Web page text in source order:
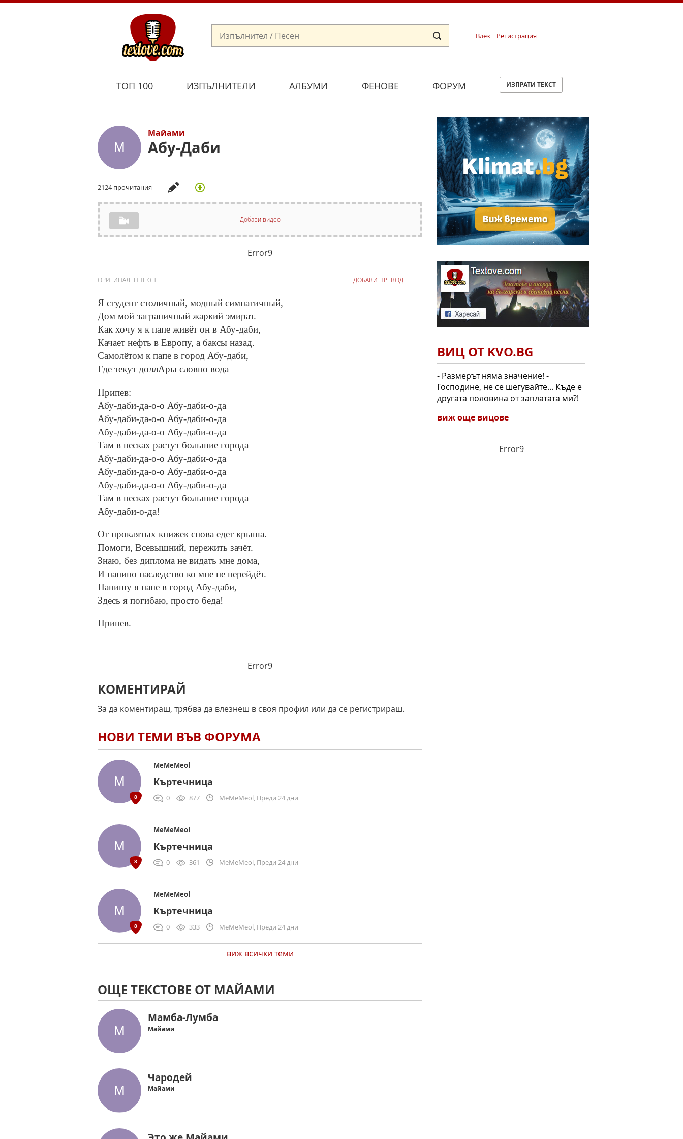
Влез Регистрация
ТОП 100 ИЗПЪЛНИТЕЛИ АЛБУМИ ФЕНОВЕ ФОРУМ ИЗПРАТИ ТЕКСТ
Майами
Абу-Даби
2124 прочитания
Добави видео
Error9
ОРИГИНАЛЕН ТЕКСТ
Я студент столичный, модный симпатичный,
Дом мой заграничный жаркий эмират.
Как хочу я к папе живёт он в Абу-даби,
Качает нефть в Европу, а баксы назад.
Самолётом к папе в город Абу-даби,
Где текут доллАры словно вода
Припев:
Абу-даби-да-о-о Абу-даби-о-да
Абу-даби-да-о-о Абу-даби-о-да
Абу-даби-да-о-о Абу-даби-о-да
Там в песках растут большие города
Абу-даби-да-о-о Абу-даби-о-да
Абу-даби-да-о-о Абу-даби-о-да
Абу-даби-да-о-о Абу-даби-о-да
Там в песках растут большие города
Абу-даби-о-да!
От проклятых книжек снова едет крыша.
Помоги, Всевышний, пережить зачёт.
Знаю, без диплома не видать мне дома,
И папино наследство ко мне не перейдёт.
Напишу я папе в город Абу-даби,
Здесь я погибаю, просто беда!
Припев.
ДОБАВИ ПРЕВОД
Error9
КОМЕНТИРАЙ
За да коментираш, трябва да влезнеш в своя профил или да се регистрираш.
НОВИ ТЕМИ ВЪВ ФОРУМА
MeMeMeol
Къртечница
0 877 MeMeMeol, Преди 24 дни
MeMeMeol
Къртечница
0 361 MeMeMeol, Преди 24 дни
MeMeMeol
Къртечница
0 333 MeMeMeol, Преди 24 дни
виж всички теми
ОЩЕ ТЕКСТОВЕ ОТ МАЙАМИ
Мамба-Лумба
Майами
Чародей
Майами
ВИЦ ОТ KVO.BG
- Размерът няма значение! -
Господине, не се шегувайте... Къде е
другата половина от заплатата ми?!
виж още вицове
Error9